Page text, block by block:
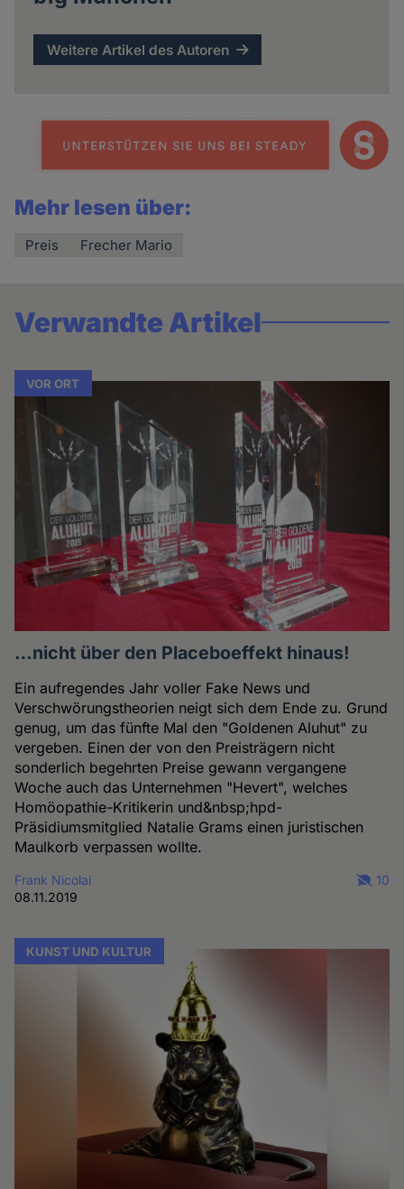
Weitere Artikel des Autoren
Mehr lesen über:
Preis Frecher Mario
Verwandte Artikel
VOR ORT
…nicht über den Placeboeffekt hinaus!
Ein aufregendes Jahr voller Fake News und
Verschwörungstheorien neigt sich dem Ende zu. Grund
genug, um das fünfte Mal den "Goldenen Aluhut" zu
vergeben. Einen der von den Preisträgern nicht
sonderlich begehrten Preise gewann vergangene
Woche auch das Unternehmen "Hevert", welches
Homöopathie-Kritikerin und&nbsp;hpd-
Präsidiumsmitglied Natalie Grams einen juristischen
Maulkorb verpassen wollte.
Frank Nicolai
08.11.2019
10
KUNST UND KULTUR